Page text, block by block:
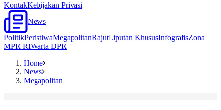
KontakKebijakan Privasi
News
PolitikPeristiwaMegapolitanRajutLiputan KhususInfografisZona
MPR RIWarta DPR
Home
News
Megapolitan